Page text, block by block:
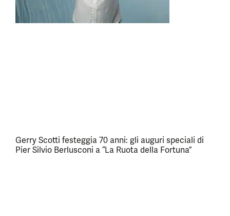
Gerry Scotti festeggia 70 anni: gli auguri speciali di
Pier Silvio Berlusconi a “La Ruota della Fortuna”